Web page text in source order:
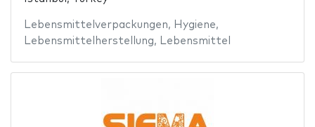
Lebensmittelverpackungen, Hygiene,
Lebensmittelherstellung, Lebensmittel